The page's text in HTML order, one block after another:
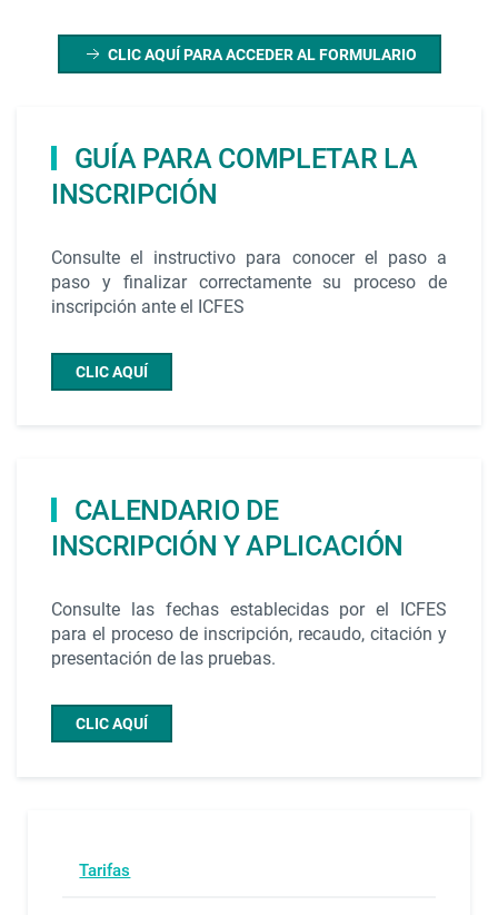
CLIC AQUÍ PARA ACCEDER AL FORMULARIO
GUÍA PARA COMPLETAR LA
INSCRIPCIÓN
Consulte el instructivo para conocer el paso a
paso y finalizar correctamente su proceso de
inscripción ante el ICFES
CLIC AQUÍ
CALENDARIO DE
INSCRIPCIÓN Y APLICACIÓN
Consulte las fechas establecidas por el ICFES
para el proceso de inscripción, recaudo, citación y
presentación de las pruebas.
CLIC AQUÍ
Tarifas